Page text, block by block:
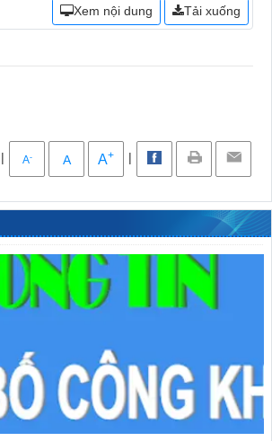
Xem nội dung Tải xuống
| A- A A+ |